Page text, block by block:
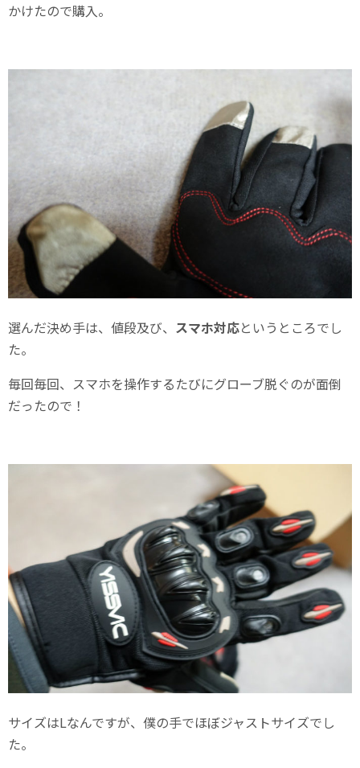
かけたので購入。
選んだ決め手は、値段及び、 スマホ対応というところでし
た。
毎回毎回、スマホを操作するたびにグローブ脱ぐのが面倒
だったので！
サイズはLなんですが、僕の手でほぼジャストサイズでし
た。